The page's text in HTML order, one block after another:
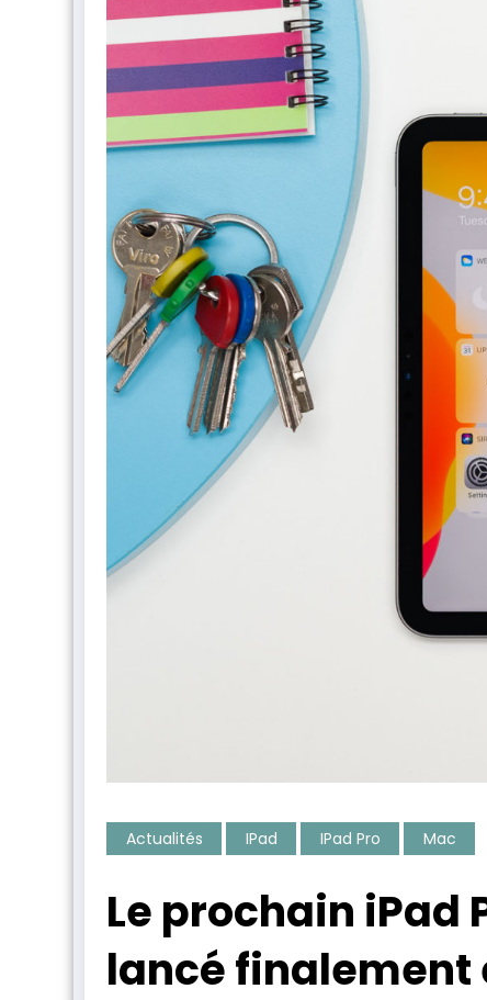
Actualités IPad IPad Pro Mac
Le prochain iPad
lancé finalement